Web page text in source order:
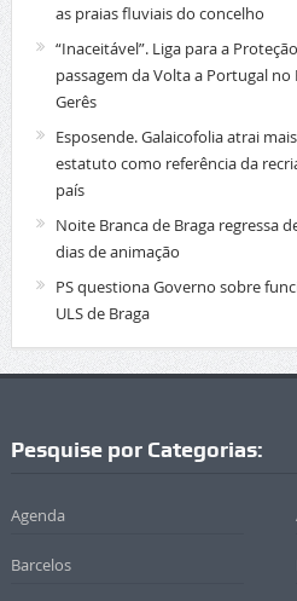
as praias fluviais do concelho
“Inaceitável”. Liga para a
passagem da Volta a Portugal
Gerês
Esposende. Galaicofolia atrai
estatuto como referência da
país
Noite Branca de Braga regressa
dias de animação
PS questiona Governo sobre
ULS de Braga
Pesquise por Categorias:
Agenda
Barcelos